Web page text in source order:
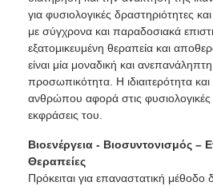
για φυσιολογικές δραστηριότητες
με σύγχρονα και παραδοσιακά
εξατομικευμένη θεραπεία και
είναι μία μοναδική και
προσωπικότητα. Η ιδιαιτερότητα
ανθρώπου αφορά στις φυσιολογικές
εκφράσεις του.
Βιοενέργεια - Βιοσυντονισμός –
Θεραπείες
Πρόκειται για επαναστατική μέθοδο